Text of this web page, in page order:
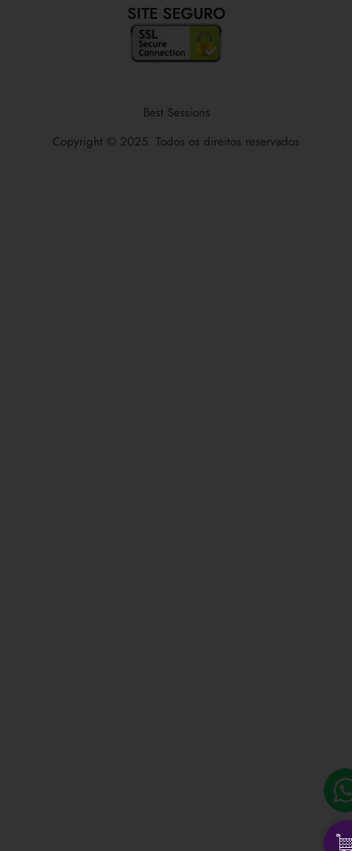
SITE SEGURO
Best Sessions
Copyright © 2025. Todos os direitos reservados